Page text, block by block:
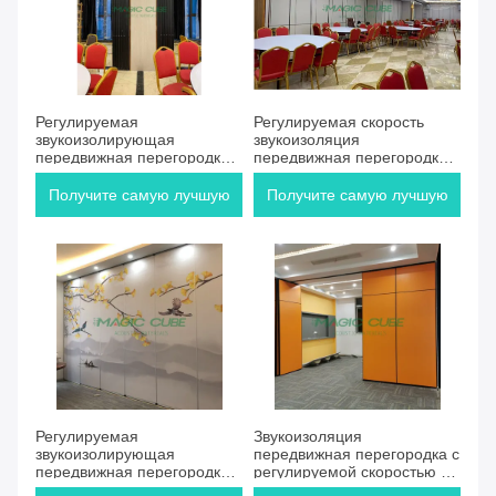
Регулируемая
звукоизолирующая
передвижная перегородка с
высокой гибкостью для
планировок открытого типа
Получите самую лучшую
Регулируемая скорость
звукоизоляция
передвижная перегородка с
высокой гибкостью для
профессионального
Получите самую лучшую
Регулируемая
звукоизолирующая
передвижная перегородка с
высокой гибкостью для
Звукоизоляция
передвижная перегородка с
регулируемой скоростью и
высокой гибкостью для